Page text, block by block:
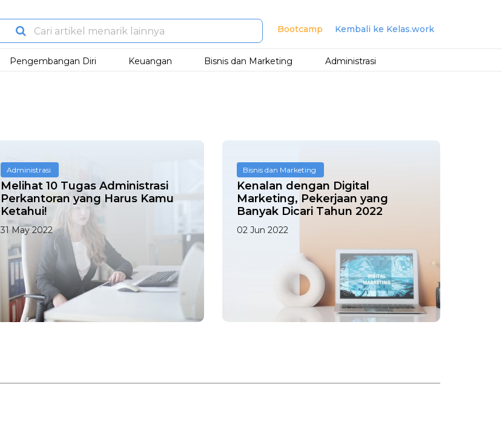
Bootcamp Kembali ke Kelas.work
Pengembangan Diri Keuangan Bisnis dan Marketing Administrasi
Administrasi
Melihat 10 Tugas Administrasi
Perkantoran yang Harus Kamu
Ketahui!
31 May 2022
Bisnis dan Marketing
Kenalan dengan Digital
Marketing, Pekerjaan yang
Banyak Dicari Tahun 2022
02 Jun 2022